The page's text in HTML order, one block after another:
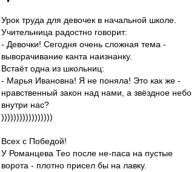
Урок труда для девочек в начальной школе.
Учительница радостно говорит:
- Девочки! Сегодня очень сложная тема -
выворачивание канта наизнанку.
Встаёт одна из школьниц:
- Марья Ивановна! Я не поняла! Это как же -
нравственный закон над нами, а звёздное небо
внутри нас?
)))))))))))))))))
Всех с Победой!
У Романцева Тео после не-паса на пустые
ворота - плотно присел бы на лавку.